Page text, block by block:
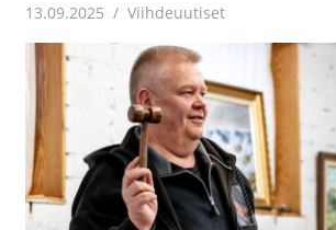
13.09.2025 Juha Kaunisto
Viihdeuutiset